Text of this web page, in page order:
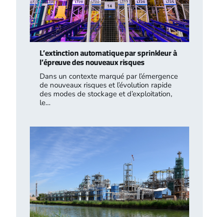
L’extinction automatique par sprinkleur à
l’épreuve des nouveaux risques
Dans un contexte marqué par l’émergence
de nouveaux risques et l’évolution rapide
des modes de stockage et d’exploitation,
le…